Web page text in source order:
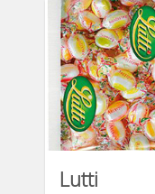
Lutti